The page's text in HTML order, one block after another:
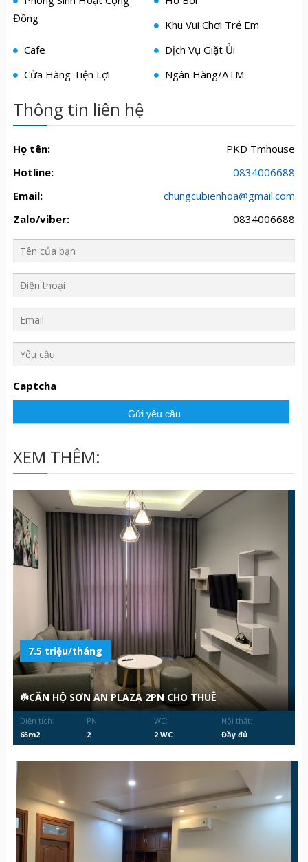
Đồng
Khu Vui Chơi Trẻ Em
Cafe
Dịch Vụ Giặt Ủi
Cửa Hàng Tiện Lợi
Ngân Hàng/ATM
Thông tin liên hệ
Họ tên:
PKD Tmhouse
Hotline:
0834006688
Email:
chungcubienhoa@gmail.com
Zalo/viber:
0834006688
c
ầ
Captcha
XEM THÊM:
7.5 triệu/tháng
☘️CĂN HỘ SƠN AN PLAZA 2PN CHO THUÊ
Diện tích:
65m2
PN:
2
WC:
2 WC
Nội thất:
Đầy đủ